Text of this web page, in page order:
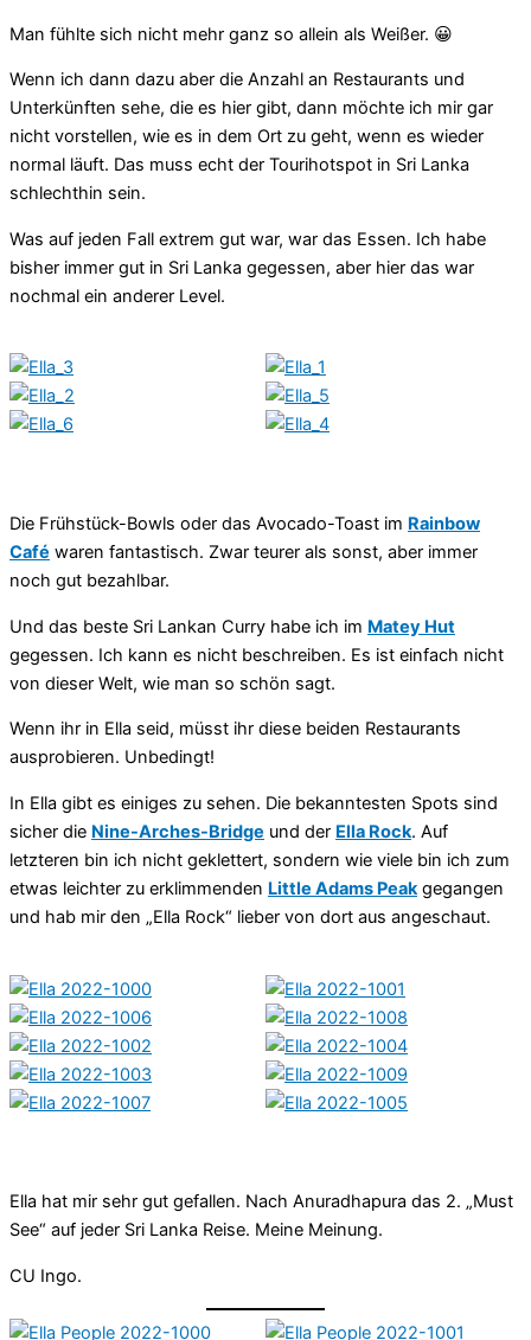
Man fühlte sich nicht mehr ganz so allein als Weißer. 😀
Wenn ich dann dazu aber die Anzahl an Restaurants und
Unterkünften sehe, die es hier gibt, dann möchte ich mir gar
nicht vorstellen, wie es in dem Ort zu geht, wenn es wieder
normal läuft. Das muss echt der Tourihotspot in Sri Lanka
schlechthin sein.
Was auf jeden Fall extrem gut war, war das Essen. Ich habe
bisher immer gut in Sri Lanka gegessen, aber hier das war
nochmal ein anderer Level.
Die Frühstück-Bowls oder das Avocado-Toast im Rainbow
Café waren fantastisch. Zwar teurer als sonst, aber immer
noch gut bezahlbar.
Und das beste Sri Lankan Curry habe ich im Matey Hut
gegessen. Ich kann es nicht beschreiben. Es ist einfach nicht
von dieser Welt, wie man so schön sagt.
Wenn ihr in Ella seid, müsst ihr diese beiden Restaurants
ausprobieren. Unbedingt!
In Ella gibt es einiges zu sehen. Die bekanntesten Spots sind
sicher die Nine-Arches-Bridge und der Ella Rock. Auf
letzteren bin ich nicht geklettert, sondern wie viele bin ich zum
etwas leichter zu erklimmenden Little Adams Peakgegangen
und hab mir den „Ella Rock“ lieber von dort aus angeschaut.
Ella hat mir sehr gut gefallen. Nach Anuradhapura das 2. „Must
See“ auf jeder Sri Lanka Reise. Meine Meinung.
CU Ingo.